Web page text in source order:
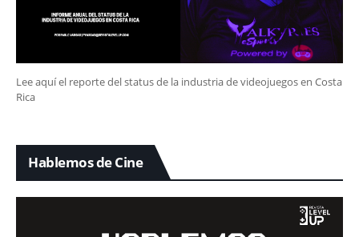
Lee aquí el reporte del status de la industria de videojuegos en Costa
Rica
Hablemos de Cine